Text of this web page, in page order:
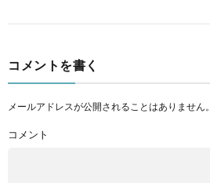
コメントを書く
メールアドレスが公開されることはありません。
コメント